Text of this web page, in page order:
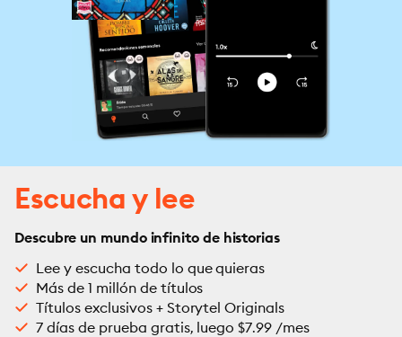
Escucha y lee
Descubre un mundo infinito de historias
Lee y escucha todo lo que quieras
Más de 1 millón de títulos
Títulos exclusivos + Storytel Originals
7 días de prueba gratis, luego $7.99 /mes